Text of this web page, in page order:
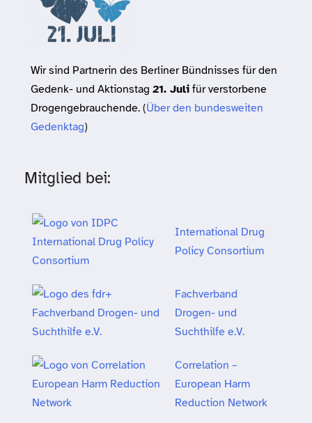
Wir sind Partnerin des Berliner Bündnisses für den
Gedenk- und Aktionstag 21. Julifür verstorbene
Drogengebrauchende. (Über den bundesweiten
Gedenktag)
Mitglied bei:
International Drug
Policy Consortium
Fachverband
Drogen- und
Suchthilfe e.V.
Correlation –
European Harm
Reduction Network